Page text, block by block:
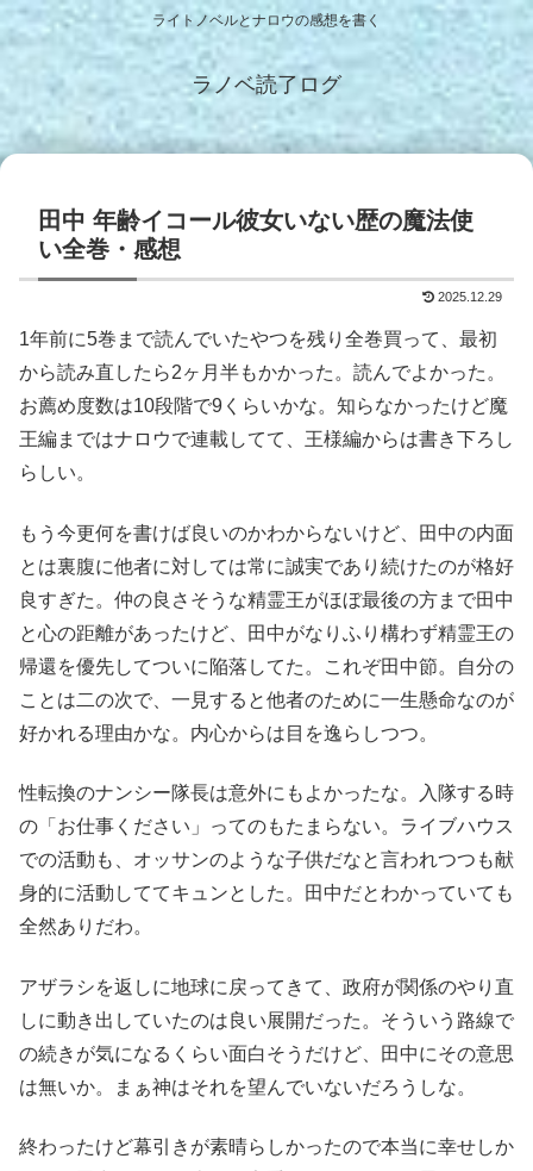
ライトノベルとナロウの感想を書く
ラノベ読了ログ
田中 年齢イコール彼女いない歴の魔法使
い全巻・感想
2025.12.29
1年前に5巻まで読んでいたやつを残り全巻買って、最初
から読み直したら2ヶ月半もかかった。読んでよかった。
お薦め度数は10段階で9くらいかな。知らなかったけど魔
王編まではナロウで連載してて、王様編からは書き下ろし
らしい。
もう今更何を書けば良いのかわからないけど、田中の内面
とは裏腹に他者に対しては常に誠実であり続けたのが格好
良すぎた。仲の良さそうな精霊王がほぼ最後の方まで田中
と心の距離があったけど、田中がなりふり構わず精霊王の
帰還を優先してついに陥落してた。これぞ田中節。自分の
ことは二の次で、一見すると他者のために一生懸命なのが
好かれる理由かな。内心からは目を逸らしつつ。
性転換のナンシー隊長は意外にもよかったな。入隊する時
の「お仕事ください」ってのもたまらない。ライブハウス
での活動も、オッサンのような子供だなと言われつつも献
身的に活動しててキュンとした。田中だとわかっていても
全然ありだわ。
アザラシを返しに地球に戻ってきて、政府が関係のやり直
しに動き出していたのは良い展開だった。そういう路線で
の続きが気になるくらい面白そうだけど、田中にその意思
は無いか。まぁ神はそれを望んでいないだろうしな。
終わったけど幕引きが素晴らしかったので本当に幸せしか